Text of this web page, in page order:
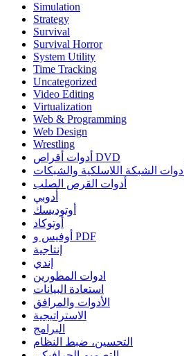
Simulation
Strategy
Survival
Survival Horror
System Utility
Time Tracking
Uncategorized
Video Editing
Virtualization
Web & Programming
Web Design
Wrestling
أدوات أقراص DVD
أدوات الشبكة اللاسلكية والشبكات
أدوات القرص الصلب
أدوبي
أوتوديسك
أوتوكاد
أوفيس و PDF
إنتاجية
إندي
ادوات المطورين
استعادة البيانات
الأدوات والمرافق
الاستراتيجية
البرامج
التحسين، ضبط النظام